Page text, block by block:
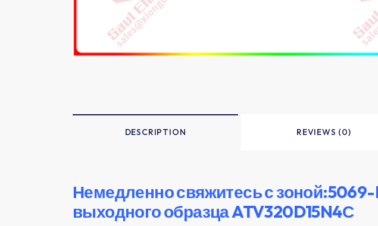
DESCRIPTION REVIEWS (0)
Немедленно свяжитесь с
выходного образца ATV320D15N4С